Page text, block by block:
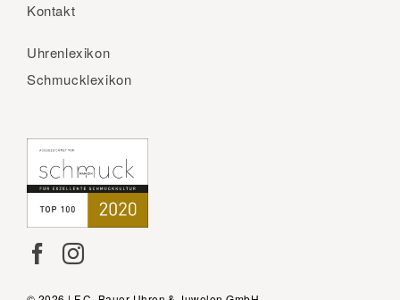
Kontakt
Uhrenlexikon
Schmucklexikon